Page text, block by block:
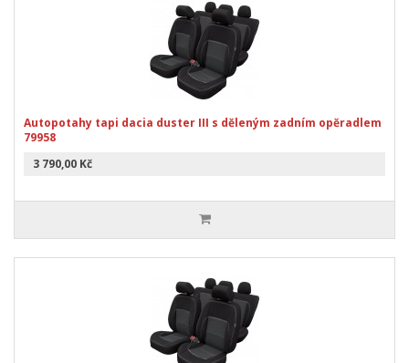
Autopotahy tapi dacia duster III s děleným zadním opěradlem
79958
3 790,00 Kč